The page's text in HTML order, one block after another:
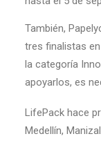
También,
tres finalistas
la categoría
apoyarlos, es
LifePack hace
Medellín,